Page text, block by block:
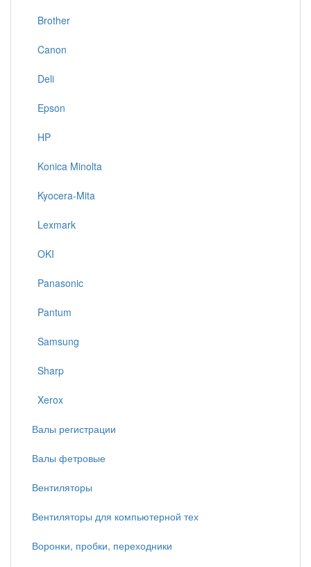
Brother
Canon
Deli
Epson
HP
Konica Minolta
Kyocera-Mita
Lexmark
OKI
Panasonic
Pantum
Samsung
Sharp
Xerox
Валы регистрации
Валы фетровые
Вентиляторы
Вентиляторы для компьютерной тех
Воронки, пробки, переходники